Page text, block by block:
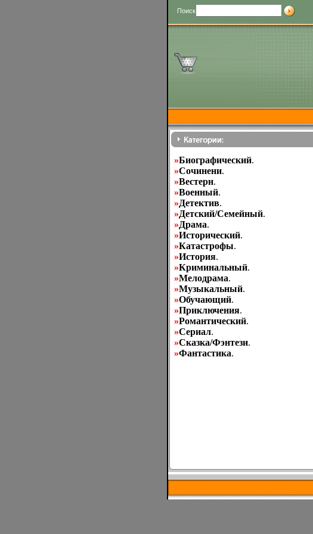
Поиск
»Биографический.
»Cочинени.
»Вестерн.
»Военный.
»Детектив.
»Детский/Семейный.
»Драма.
»Исторический.
»Катастрофы.
»История.
»Криминальный.
»Мелодрама.
»Музыкальный.
»Обучающий.
»Приключения.
»Романтический.
»Сериал.
»Сказка/Фэнтези.
»Фантастика.